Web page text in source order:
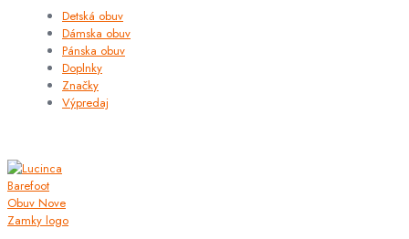
Detská obuv
Dámska obuv
Pánska obuv
Doplnky
Značky
Výpredaj